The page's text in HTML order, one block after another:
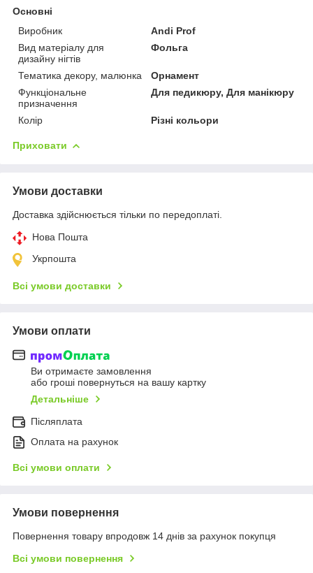
Основні
Виробник
Andi Prof
Вид матеріалу для
дизайну нігтів
Фольга
Тематика декору, малюнка
Орнамент
Функціональне
призначення
Для педикюру, Для манікюру
Колір Різні кольори
Приховати
Умови доставки
Доставка здійснюється тільки по передоплаті.
Нова Пошта
Укрпошта
Всі умови доставки
Умови оплати
Ви отримаєте замовлення
або гроші повернуться на вашу картку
Детальніше
Післяплата
Оплата на рахунок
Всі умови оплати
Умови повернення
Повернення товару впродовж 14 днів за рахунок покупця
Всі умови повернення